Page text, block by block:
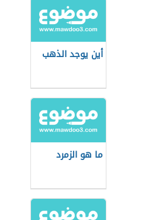
أين يوجد الذهب
ما هو الزمرد